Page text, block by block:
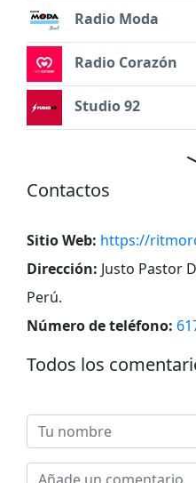
Radio Moda
Radio Corazón
Studio 92
Contactos
Sitio Web: https://
Dirección: Justo Pastor
Perú.
Número de teléfono:
Todos los